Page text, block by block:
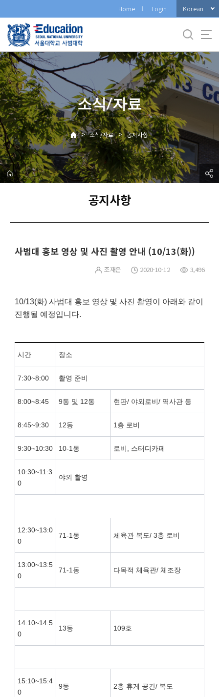
로
메
뉴
Home Login Korean
소식/자료
> 소식/자료 > 공지사항
공지사항
사범대 홍보 영상 및 사진 촬영 안내 (10/13(화))
조재은 2020-10-12 3,496
10/13(화) 사범대 홍보 영상 및 사진 촬영이 아래와 같이
진행될 예정입니다.
시간 장소
7:30~8:00 촬영 준비
8:00~8:45 9동 및 12동 현판/ 야외로비/ 역사관 등
8:45~9:30 12동 1층 로비
9:30~10:30 10-1동 로비, 스터디카페
10:30~11:3
0
야외 촬영
12:30~13:0
0
71-1동 체육관 복도/ 3층 로비
13:00~13:5
0
71-1동 다목적 체육관/ 체조장
14:10~14:5
0
13동 109호
15:10~15:4
0
9동 2층 휴게 공간/ 복도